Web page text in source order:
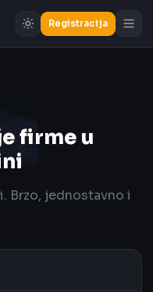
Registracija
firme u
Brzo, jednostavno i